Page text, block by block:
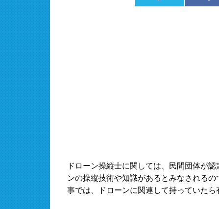
ドローン操縦士に関しては、民間団体が
ンの操縦技術や知識があるとみなされる
事では、ドローンに関連して持っていたら